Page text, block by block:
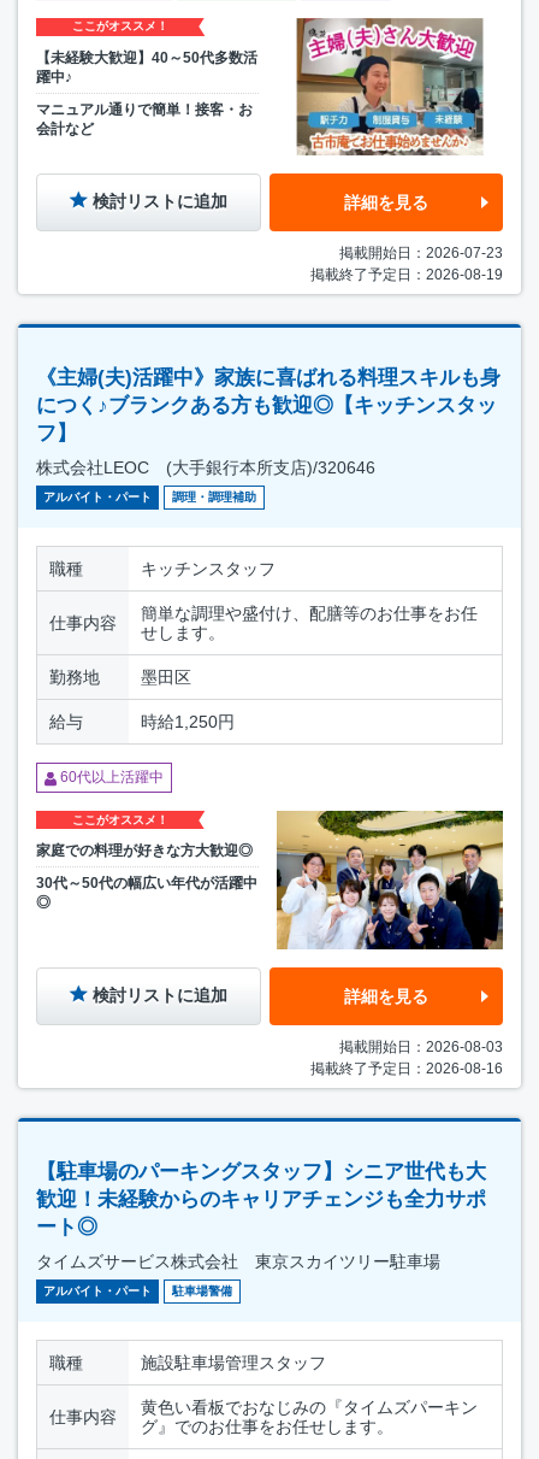
ここがオススメ！
【未経験大歓迎】40～50代多数活
躍中♪
マニュアル通りで簡単！接客・お
会計など
検討リストに追加 詳細を見る
掲載開始日：2026-07-23
掲載終了予定日：2026-08-19
《主婦(夫)活躍中》家族に喜ばれる料理スキルも身
につく♪ブランクある方も歓迎◎【キッチンスタッ
フ】
株式会社LEOC (大手銀行本所支店)/320646
アルバイト・パート 調理・調理補助
職種 キッチンスタッフ
仕事内容
簡単な調理や盛付け、配膳等のお仕事をお任
せします。
勤務地 墨田区
給与 時給1,250円
60代以上活躍中
ここがオススメ！
家庭での料理が好きな方大歓迎◎
30代～50代の幅広い年代が活躍中
◎
検討リストに追加 詳細を見る
掲載開始日：2026-08-03
掲載終了予定日：2026-08-16
【駐車場のパーキングスタッフ】シニア世代も大
歓迎！未経験からのキャリアチェンジも全力サポ
ート◎
タイムズサービス株式会社 東京スカイツリー駐車場
アルバイト・パート 駐車場警備
職種 施設駐車場管理スタッフ
仕事内容
黄色い看板でおなじみの『タイムズパーキン
グ』でのお仕事をお任せします。